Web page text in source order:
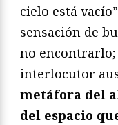
cielo está
sensación de
no
interlocutor
metáfora del
del espacio